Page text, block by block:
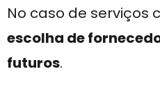
No caso de serviços
escolha de
futuros.